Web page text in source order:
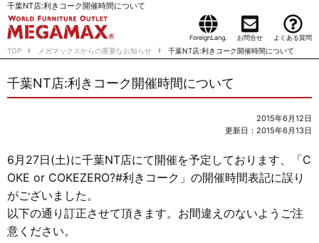
千葉NT店:利きコーク開催時間について
ForeignLang. お問合せ よくある質問
TOP メガマックスからの重要なお知らせ 千葉NT店:利きコーク開催時間について
千葉NT店:利きコーク開催時間について
2015年6月12日
更新日：2015年6月13日
6月27日(土)に千葉NT店にて開催を予定しております、「C
OKE or COKEZERO?#利きコーク」の開催時間表記に誤り
がございました。
以下の通り訂正させて頂きます。お間違えのないようご注
意ください。